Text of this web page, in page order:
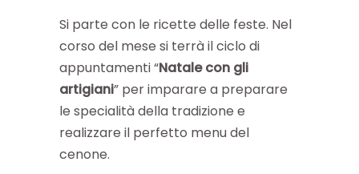
Si parte con le ricette delle feste. Nel
corso del mese si terrà il ciclo di
appuntamenti “Natale con gli
artigiani” per imparare a preparare
le specialità della tradizione e
realizzare il perfetto menu del
cenone.